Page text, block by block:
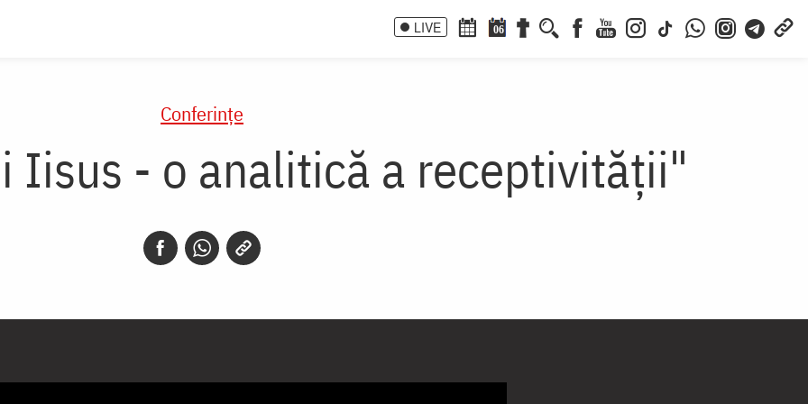
LIVE 06
Conferințe
Iisus - o analitică a receptivităţii"